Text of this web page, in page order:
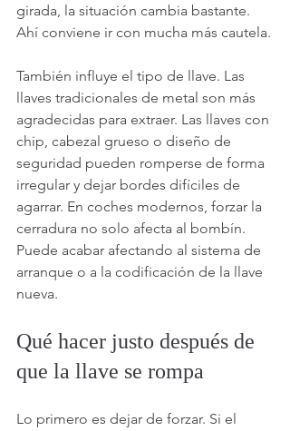
girada, la situación cambia bastante.
Ahí conviene ir con mucha más cautela.
También influye el tipo de llave. Las
llaves tradicionales de metal son más
agradecidas para extraer. Las llaves con
chip, cabezal grueso o diseño de
seguridad pueden romperse de forma
irregular y dejar bordes difíciles de
agarrar. En coches modernos, forzar la
cerradura no solo afecta al bombín.
Puede acabar afectando al sistema de
arranque o a la codificación de la llave
nueva.
Qué hacer justo después de
que la llave se rompa
Lo primero es dejar de forzar. Si el